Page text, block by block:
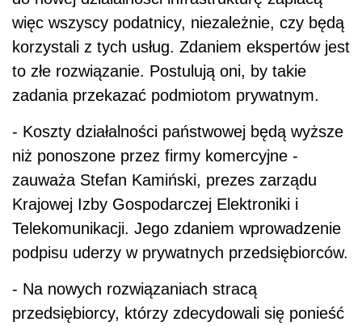
więc wszyscy podatnicy, niezależnie, czy będą
korzystali z tych usług. Zdaniem ekspertów jest
to złe rozwiązanie. Postulują oni, by takie
zadania przekazać podmiotom prywatnym.
- Koszty działalności państwowej będą wyższe
niż ponoszone przez firmy komercyjne -
zauważa Stefan Kamiński, prezes zarządu
Krajowej Izby Gospodarczej Elektroniki i
Telekomunikacji. Jego zdaniem wprowadzenie
podpisu uderzy w prywatnych przedsiębiorców.
- Na nowych rozwiązaniach stracą
przedsiębiorcy, którzy zdecydowali się ponieść